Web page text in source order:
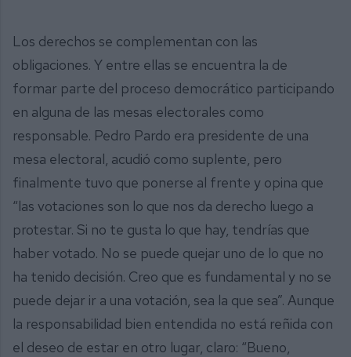
Los derechos se complementan con las
obligaciones. Y entre ellas se encuentra la de
formar parte del proceso democrático participando
en alguna de las mesas electorales como
responsable. Pedro Pardo era presidente de una
mesa electoral, acudió como suplente, pero
finalmente tuvo que ponerse al frente y opina que
“las votaciones son lo que nos da derecho luego a
protestar. Si no te gusta lo que hay, tendrías que
haber votado. No se puede quejar uno de lo que no
ha tenido decisión. Creo que es fundamental y no se
puede dejar ir a una votación, sea la que sea”. Aunque
la responsabilidad bien entendida no está reñida con
el deseo de estar en otro lugar, claro: “Bueno,